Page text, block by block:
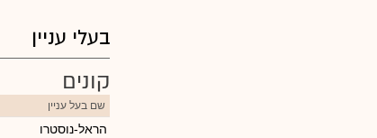
בעלי עניין
קונים
שם בעל עניין
הראל-נוסטרו